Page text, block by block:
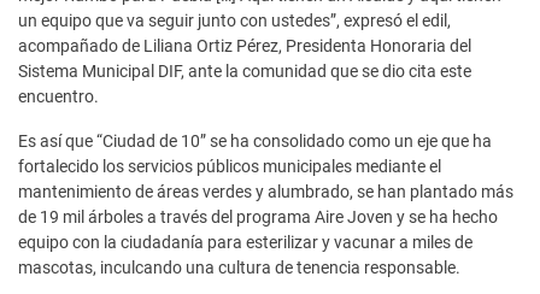
un equipo que va seguir junto con ustedes”, expresó el edil,
acompañado de Liliana Ortiz Pérez, Presidenta Honoraria del
Sistema Municipal DIF, ante la comunidad que se dio cita este
encuentro.
Es así que “Ciudad de 10” se ha consolidado como un eje que ha
fortalecido los servicios públicos municipales mediante el
mantenimiento de áreas verdes y alumbrado, se han plantado más
de 19 mil árboles a través del programa Aire Joven y se ha hecho
equipo con la ciudadanía para esterilizar y vacunar a miles de
mascotas, inculcando una cultura de tenencia responsable.